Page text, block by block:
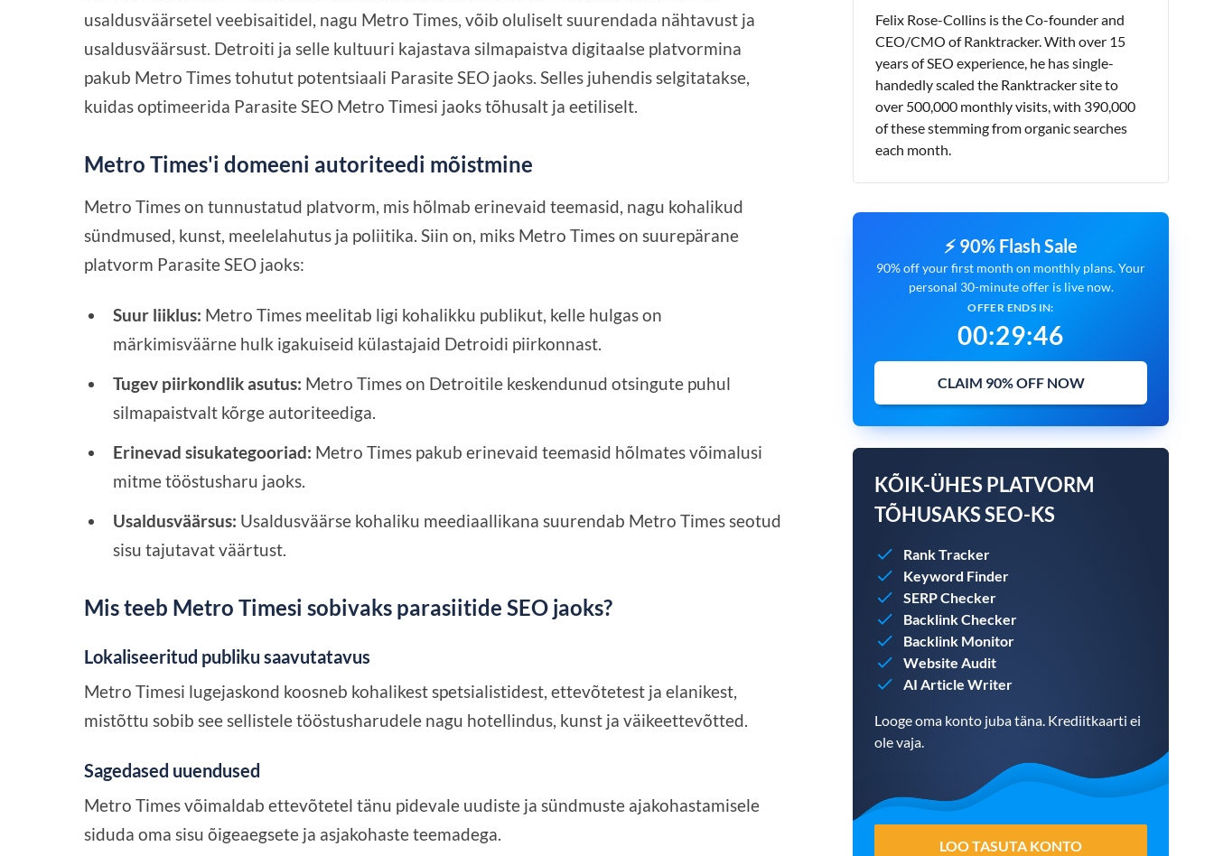
usaldusväärsetel veebisaitidel, nagu Metro Times, võib oluliselt suurendada nähtavust ja
usaldusväärsust. Detroiti ja selle kultuuri kajastava silmapaistva digitaalse platvormina
pakub Metro Times tohutut potentsiaali Parasite SEO jaoks. Selles juhendis selgitatakse,
kuidas optimeerida Parasite SEO Metro Timesi jaoks tõhusalt ja eetiliselt.
Metro Times'i domeeni autoriteedi mõistmine
Metro Times on tunnustatud platvorm, mis hõlmab erinevaid teemasid, nagu kohalikud
sündmused, kunst, meelelahutus ja poliitika. Siin on, miks Metro Times on suurepärane
platvorm Parasite SEO jaoks:
Suur liiklus: Metro Times meelitab ligi kohalikku publikut, kelle hulgas on
märkimisväärne hulk igakuiseid külastajaid Detroidi piirkonnast.
Tugev piirkondlik asutus: Metro Times on Detroitile keskendunud otsingute puhul
silmapaistvalt kõrge autoriteediga.
Erinevad sisukategooriad: Metro Times pakub erinevaid teemasid hõlmates võimalusi
mitme tööstusharu jaoks.
Usaldusväärsus: Usaldusväärse kohaliku meediaallikana suurendab Metro Times seotud
sisu tajutavat väärtust.
Mis teeb Metro Timesi sobivaks parasiitide SEO jaoks?
Lokaliseeritud publiku saavutatavus
Metro Timesi lugejaskond koosneb kohalikest spetsialistidest, ettevõtetest ja elanikest,
mistõttu sobib see sellistele tööstusharudele nagu hotellindus, kunst ja väikeettevõtted.
Sagedased uuendused
Metro Times võimaldab ettevõtetel tänu pidevale uudiste ja sündmuste ajakohastamisele
siduda oma sisu õigeaegsete ja asjakohaste teemadega.
Felix Rose-Collins is the Co-founder and
CEO/CMO of Ranktracker. With over 15
years of SEO experience, he has single-
handedly scaled the Ranktracker site to
over 500,000 monthly visits, with 390,000
of these stemming from organic searches
each month.
⚡ 90% Flash Sale
90% off your first month on monthly plans. Your
personal 30-minute offer is live now.
OFFER ENDS IN:
00:29:45
CLAIM 90% OFF NOW
KÕIK-ÜHES PLATVORM
TÕHUSAKS SEO-KS
Rank Tracker
Keyword Finder
SERP Checker
Backlink Checker
Backlink Monitor
Website Audit
AI Article Writer
Looge oma konto juba täna. Krediitkaarti ei
ole vaja.
LOO TASUTA KONTO